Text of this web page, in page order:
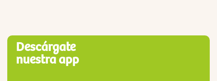
Descárgate
nuestra app